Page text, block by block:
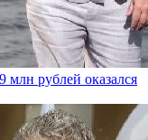
млн рублей оказался